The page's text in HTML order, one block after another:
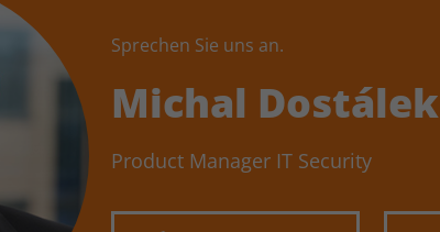
Sprechen Sie uns an.
Michal Dostálek
Product Manager IT Security